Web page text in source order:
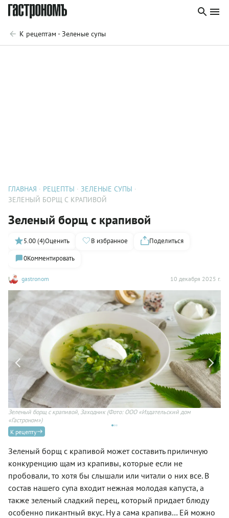
К рецептам - Зеленые супы
ГЛАВНАЯ РЕЦЕПТЫ
ЗЕЛЕНЫЕ СУПЫ
ЗЕЛЕНЫЙ БОРЩ С КРАПИВОЙ
Зеленый борщ с крапивой
gastronom 10 декабря 2025 г.
5.00 (4)Оценить В избранное
Поделиться
0Комментировать
Зеленый борщ с крапивой, Заходник(Фото: ООО «Издательский дом
«Гастроном»)
К рецепту
Зеленый борщ с крапивой может составить приличную
конкуренцию щам из крапивы, которые если не
пробовали, то хотя бы слышали или читали о них все. В
состав нашего супа входит нежная молодая капуста, а
также зеленый сладкий перец, который придает блюду
особенно пикантный вкус. Ну а сама крапива… Ей можно